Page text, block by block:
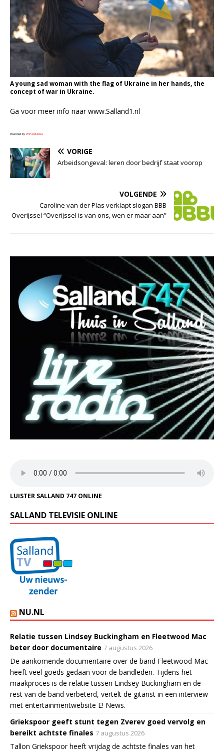
A young sad woman with the flag of Ukraine in her hands, the
concept of war in Ukraine.
Ga voor meer info naar www.Salland1.nl
Powered by WPeMatico
VORIGE
Arbeidsongeval: leren door bedrijf staat voorop
VOLGENDE
Caroline van der Plas verklapt slogan BBB
Overijssel “Overijssel is van ons, wen er maar aan”
LUISTER SALLAND 747 ONLINE
SALLAND TELEVISIE ONLINE
NU.NL
Relatie tussen Lindsey Buckingham en Fleetwood Mac
beter door documentaire 7 augustus 2026
De aankomende documentaire over de band Fleetwood Mac
heeft veel goeds gedaan voor de bandleden. Tijdens het
maakproces is de relatie tussen Lindsey Buckingham en de
rest van de band verbeterd, vertelt de gitarist in een interview
met entertainmentwebsite E! News.
Griekspoor geeft stunt tegen Zverev goed vervolg en
bereikt achtste finales 7 augustus 2026
Tallon Griekspoor heeft vrijdag de achtste finales van het